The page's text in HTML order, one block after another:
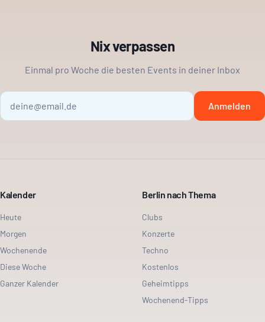
Nix verpassen
Einmal pro Woche die besten Events in deiner Inbox
Anmelden
Kalender
Heute
Morgen
Wochenende
Diese Woche
Ganzer Kalender
Berlin nach Thema
Clubs
Konzerte
Techno
Kostenlos
Geheimtipps
Wochenend-Tipps